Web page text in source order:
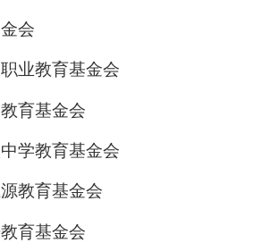
会
业教育基金会
育基金会
学教育基金会
教育基金会
育基金会